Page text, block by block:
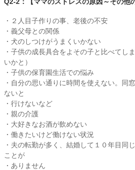
Q2-2：【ママのストレスの原因～その他
・２人目子作りの事、老後の不安
・義父母との関係
・犬のしつけがうまくいかない
・子供の成長具合をよその子と比べてし
いかと）
・子供の保育園生活での悩み
・自分の思い通りに時間を使えない。同
ないと
・行けないなど
・親の介護
・大好きなお酒が飲めない
・働きたいけど働けない状況
・夫の転勤が多く、結婚して１０年目同
ことが
・ありません